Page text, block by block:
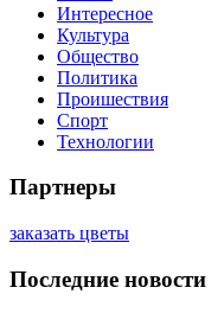
Интересное
Культура
Общество
Политика
Проишествия
Спорт
Технологии
Партнеры
заказать цветы
Последние новости